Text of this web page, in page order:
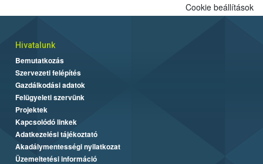
Cookie beállítások
Hivatalunk
Bemutatkozás
Szervezeti felépítés
Gazdálkodási adatok
Felügyeleti szervünk
Projektek
Kapcsolódó linkek
Adatkezelési tájékoztató
Akadálymentességi nyilatkozat
Üzemeltetési információ